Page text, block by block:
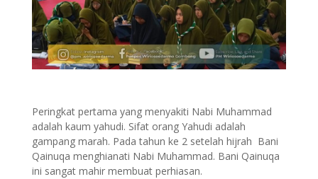
Peringkat pertama yang menyakiti Nabi Muhammad
adalah kaum yahudi. Sifat orang Yahudi adalah
gampang marah. Pada tahun ke 2 setelah hijrah Bani
Qainuqa menghianati Nabi Muhammad. Bani Qainuqa
ini sangat mahir membuat perhiasan.